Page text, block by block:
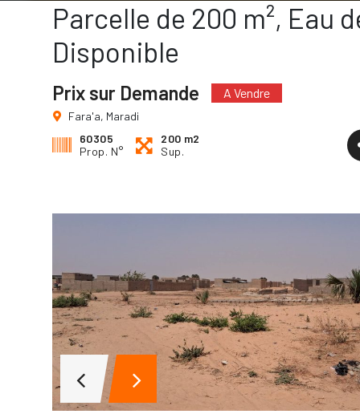
Parcelle de 200 m², Eau
Disponible
Prix sur Demande A Vendre
Fara'a, Maradi
60305
Prop. N°
200 m2
Sup.